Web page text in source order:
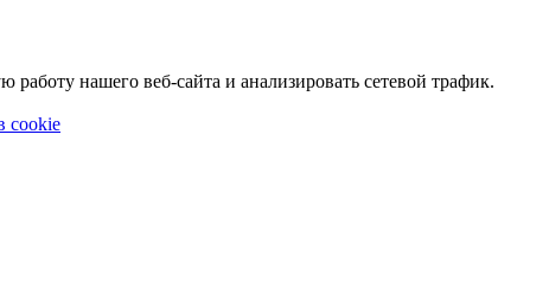
нашего веб-сайта и анализировать сетевой трафик.
cookie